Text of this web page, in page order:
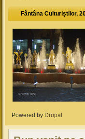
Fântâna Culturiștilor,
Powered by Drupal